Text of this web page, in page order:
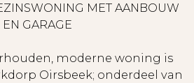
MET AANBOUW
EN GARAGE
moderne woning is
Oirsbeek; onderdeel van